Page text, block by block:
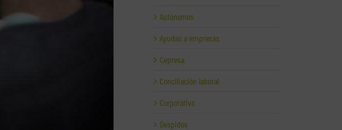
Autónomos
Ayudas a empresas
Cepresa
Conciliación laboral
Corporativo
Despidos